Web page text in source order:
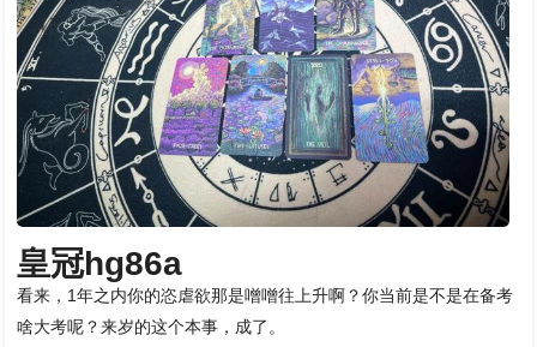
皇冠hg86a
看来，1年之内你的恣虐欲那是噌噌往上升啊？你当前是不是在备考
啥大考呢？来岁的这个本事，成了。